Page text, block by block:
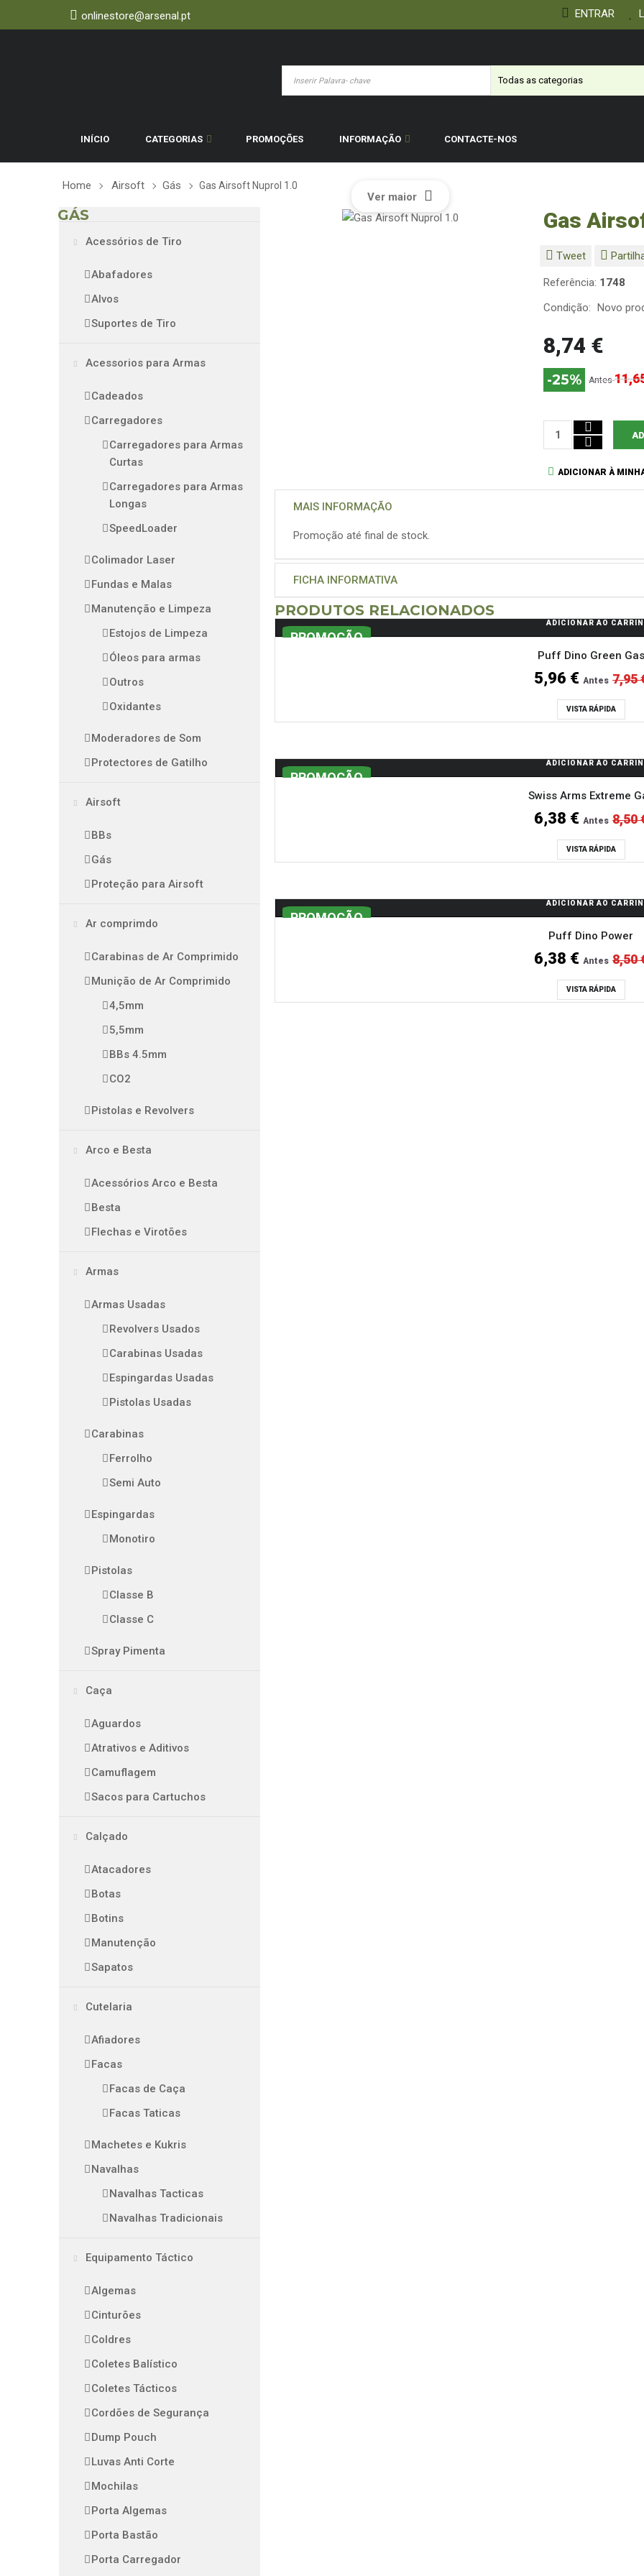
ENTRAR
onlinestore@arsenal.pt
INÍCIO CATEGORIAS PROMOÇÕES INFORMAÇÃO CONTACTE-NOS
Home Airsoft Gás Gas Airsoft Nuprol 1.0
GÁS
Acessórios de Tiro
Abafadores
Alvos
Suportes de Tiro
Acessorios para Armas
Cadeados
Carregadores
Carregadores para Armas
Curtas
Carregadores para Armas
Longas
SpeedLoader
Colimador Laser
Fundas e Malas
Manutenção e Limpeza
Estojos de Limpeza
Óleos para armas
Outros
Oxidantes
Moderadores de Som
Protectores de Gatilho
Airsoft
BBs
Gás
Proteção para Airsoft
Ar comprimdo
Carabinas de Ar Comprimido
Munição de Ar Comprimido
4,5mm
5,5mm
BBs 4.5mm
CO2
Pistolas e Revolvers
Arco e Besta
Acessórios Arco e Besta
Besta
Flechas e Virotões
Armas
Armas Usadas
Revolvers Usados
Carabinas Usadas
Espingardas Usadas
Pistolas Usadas
Carabinas
Ferrolho
Semi Auto
Espingardas
Monotiro
Pistolas
Classe B
Classe C
Spray Pimenta
Caça
Aguardos
Atrativos e Aditivos
Camuflagem
Sacos para Cartuchos
Calçado
Atacadores
Botas
Botins
Manutenção
Sapatos
Cutelaria
Afiadores
Facas
Facas de Caça
Facas Taticas
Machetes e Kukris
Navalhas
Navalhas Tacticas
Navalhas Tradicionais
Equipamento Táctico
Algemas
Cinturões
Coldres
Coletes Balístico
Coletes Tácticos
Cordões de Segurança
Dump Pouch
Luvas Anti Corte
Mochilas
Porta Algemas
Porta Bastão
Porta Carregador
Ver maior
Gas
Tweet
Referência: 1748
Condição: Novo
8,74 €
-25% Antes
ADICIONAR À
MAIS INFORMAÇÃO
Promoção até final de stock.
FICHA INFORMATIVA
PRODUTOS RELACIONADOS
ADICIONAR AO
PROMOÇÃO
Puff Dino Green Gas
5,96 € Antes 7,95
VISTA RÁPIDA
ADICIONAR AO
PROMOÇÃO
Swiss Arms Extreme
6,38 € Antes 8,50
VISTA RÁPIDA
ADICIONAR AO
PROMOÇÃO
Puff Dino Power
6,38 € Antes 8,50
VISTA RÁPIDA